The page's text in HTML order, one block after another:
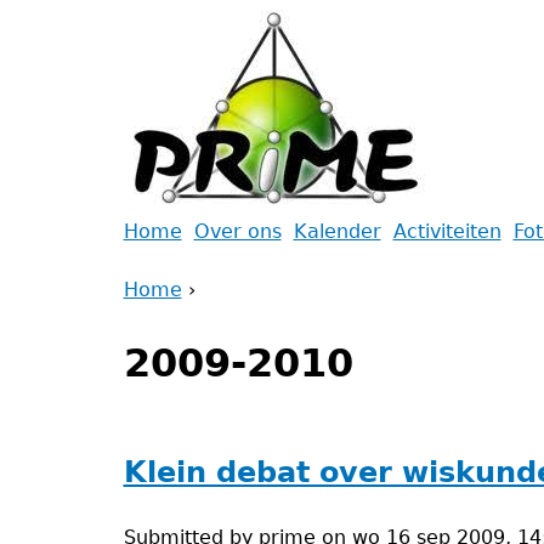
are
Home ›
to
top
2009-2010
Klein debat over
Submitted by prime on wo 16 sep 2009,
Back
top
Home Over ons Kalender Activiteiten